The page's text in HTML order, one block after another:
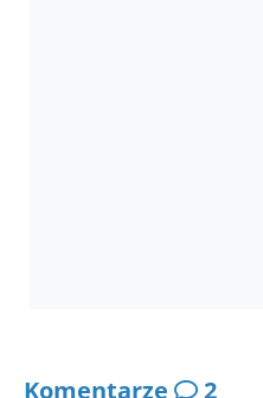
Komentarze 2